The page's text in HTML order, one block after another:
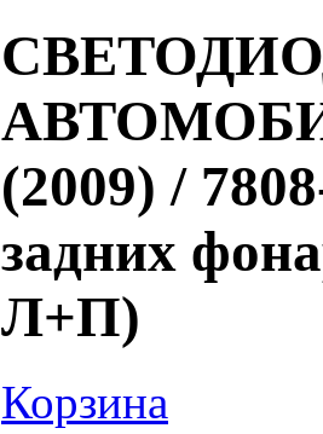
(2009) /
задних
Л+П)
Корзина